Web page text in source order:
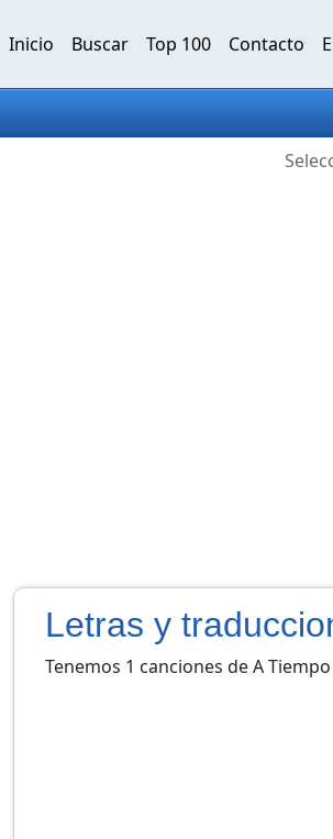
Inicio Buscar Top 100 Contacto
Letras y
Tenemos 1 canciones de A